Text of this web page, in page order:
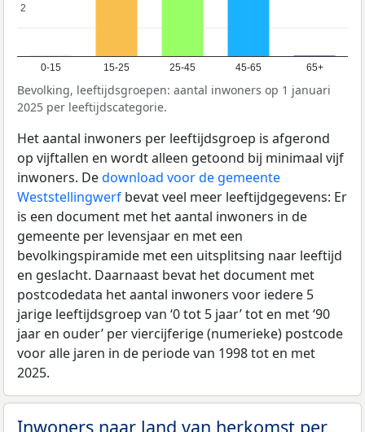
0-15 15-25 25-45 45-65 65+
2
2
Bevolking, leeftijdsgroepen: aantal inwoners op 1 januari
2025 per leeftijdscategorie.
Het aantal inwoners per leeftijdsgroep is afgerond
op vijftallen en wordt alleen getoond bij minimaal vijf
inwoners. Dedownload voor de gemeente
Weststellingwerf bevat veel meer leeftijdgegevens: Er
is een document met het aantal inwoners in de
gemeente per levensjaar en met een
bevolkingspiramide met een uitsplitsing naar leeftijd
en geslacht. Daarnaast bevat het document met
postcodedata het aantal inwoners voor iedere 5
jarige leeftijdsgroep van ‘0 tot 5 jaar’ tot en met ‘90
jaar en ouder’ per viercijferige (numerieke) postcode
voor alle jaren in de periode van 1998 tot en met
2025.
Inwoners naar land van herkomst per